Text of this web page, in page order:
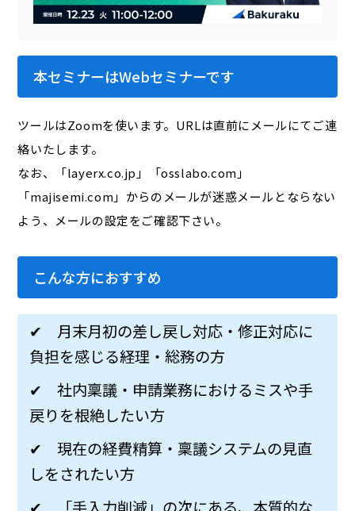
本セミナーはWebセミナーです
ツールはZoomを使います。URLは直前にメールにてご連
絡いたします。
なお、「layerx.co.jp」「osslabo.com」
「majisemi.com」からのメールが迷惑メールとならない
よう、メールの設定をご確認下さい。
こんな方におすすめ
✔ 月末月初の差し戻し対応・修正対応に
負担を感じる経理・総務の方
✔ 社内稟議・申請業務におけるミスや手
戻りを根絶したい方
✔ 現在の経費精算・稟議システムの見直
しをされたい方